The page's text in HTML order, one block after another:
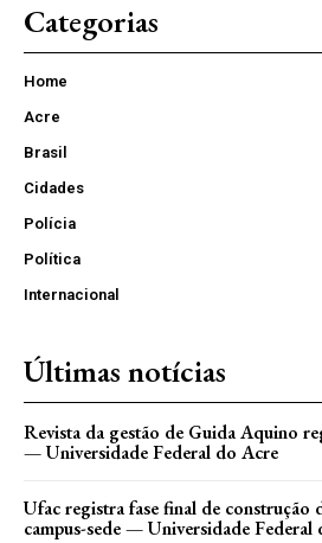
Categorias
Home
Acre
Brasil
Cidades
Polícia
Política
Internacional
Últimas notícias
Revista da gestão de Guida Aquino
— Universidade Federal do Acre
Ufac registra fase final de construção
campus-sede — Universidade Federal